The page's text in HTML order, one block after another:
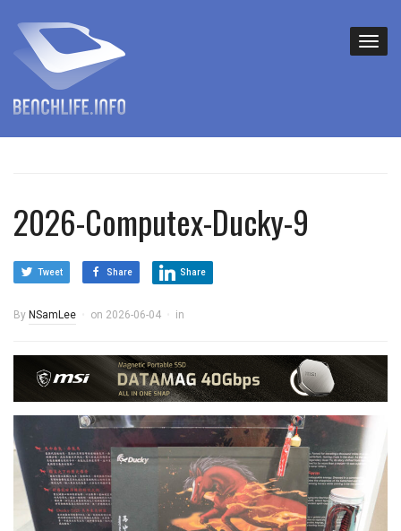
2026-Computex-Ducky-9
Tweet Share Share
By NSamLee on 2026-06-04 in